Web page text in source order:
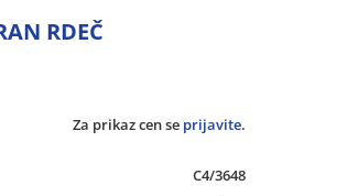
RDEČ
Za prikaz cen se prijavite.
C4/3648